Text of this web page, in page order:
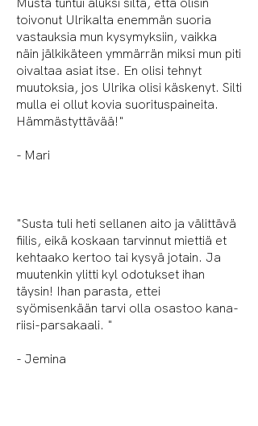
toivonut Ulrikalta enemmän suoria
vastauksia mun kysymyksiin, vaikka
näin jälkikäteen ymmärrän miksi mun piti
oivaltaa asiat itse. En olisi tehnyt
muutoksia, jos Ulrika olisi käskenyt. Silti
mulla ei ollut kovia suorituspaineita.
Hämmästyttävää!"
- Mari
"Susta tuli heti sellanen aito ja välittävä
fiilis, eikä koskaan tarvinnut miettiä et
kehtaako kertoo tai kysyä jotain. Ja
muutenkin ylitti kyl odotukset ihan
täysin! Ihan parasta, ettei
syömisenkään tarvi olla osastoo kana-
riisi-parsakaali. "
- Jemina